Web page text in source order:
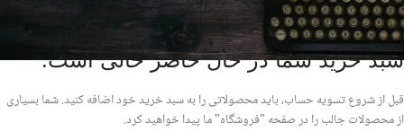
سبد خرید شما در حال حاضر خالی است.
قبل از شروع تسویه حساب، باید محصولاتی را به سبد خرید خود اضافه کنید. شما بسیاری
از محصولات جالب را در صفحه "فروشگاه" ما پیدا خواهید کرد.